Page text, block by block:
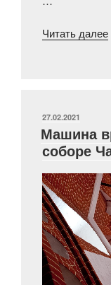
Читать далее
ОПУБЛИКОВАНО
27.02.2021
Машина
соборе